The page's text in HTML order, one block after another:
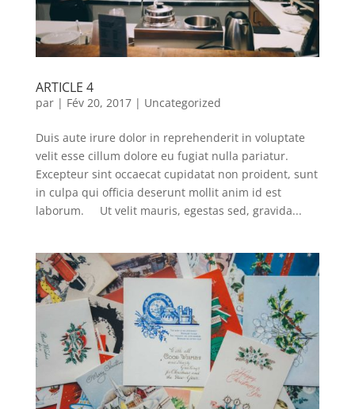
ARTICLE 4
par | Fév 20, 2017| Uncategorized
Duis aute irure dolor in reprehenderit in voluptate
velit esse cillum dolore eu fugiat nulla pariatur.
Excepteur sint occaecat cupidatat non proident, sunt
in culpa qui officia deserunt mollit anim id est
laborum. Ut velit mauris, egestas sed, gravida...